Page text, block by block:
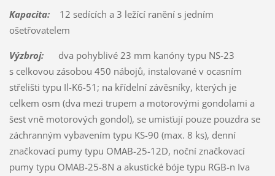
Kapacita:12 sedících a 3 ležící ranění s jedním
ošetřovatelem
Výzbroj:dva pohyblivé 23 mm kanóny typu NS-23
s celkovou zásobou 450 nábojů, instalované v ocasním
střelišti typu Il-K6-51; na křídelní závěsníky, kterých je
celkem osm (dva mezi trupem a motorovými gondolami a
šest vně motorových gondol), se umisťují pouze pouzdra se
záchranným vybavením typu KS-90 (max. 8 ks), denní
značkovací pumy typu OMAB-25-12D, noční značkovací
pumy typu OMAB-25-8N a akustické bóje typu RGB-n Iva